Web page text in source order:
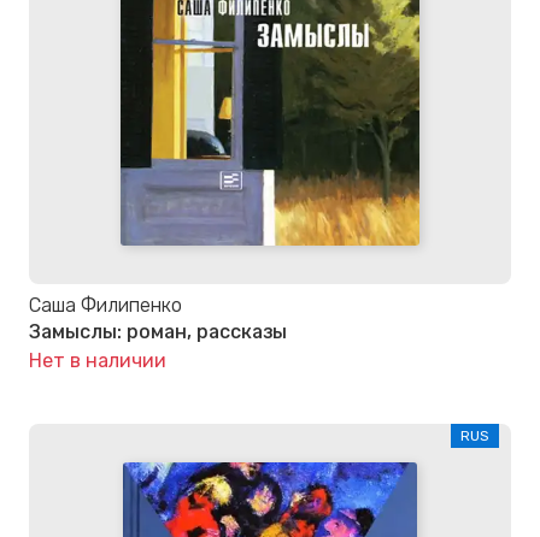
Саша Филипенко
Замыслы: роман, рассказы
Нет в наличии
RUS